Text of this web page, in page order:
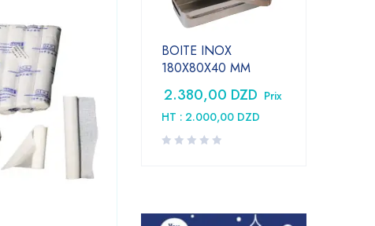
Laboratoire,Medical
BOITE INOX
180X80X40 MM
2.380,00 DZD Prix
HT : 2.000,00 DZD